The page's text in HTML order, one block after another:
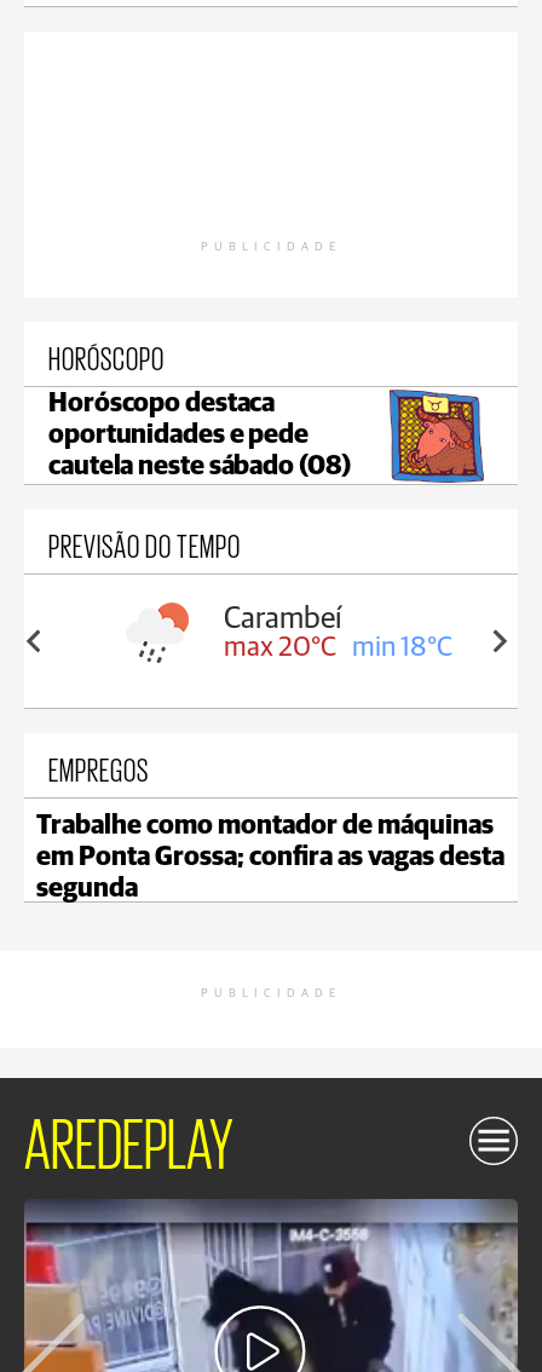
PUBLICIDADE
HORÓSCOPO
Horóscopo destaca
oportunidades e pede
cautela neste sábado (08)
PREVISÃO DO TEMPO
18°C
Carambeí
max 20°C min 18°C
EMPREGOS
Trabalhe como montador de máquinas
em Ponta Grossa; confira as vagas desta
segunda
PUBLICIDADE
AREDEPLAY